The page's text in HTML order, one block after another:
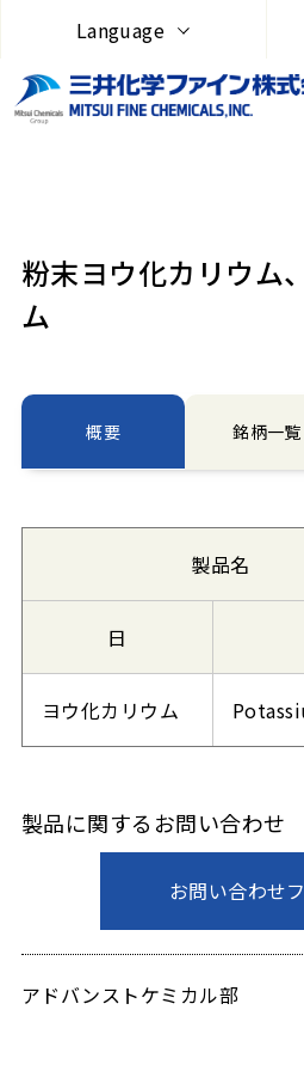
Language
粉末ヨウ化カリウム
ム
概要 銘柄一覧
製品名
日
ヨウ化カリウム
製品に関するお問い合わせ
お問い合わせ
アドバンストケミカル部